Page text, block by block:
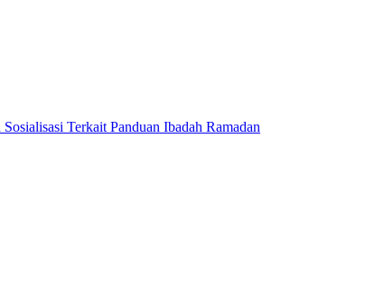
Terkait Panduan Ibadah Ramadan